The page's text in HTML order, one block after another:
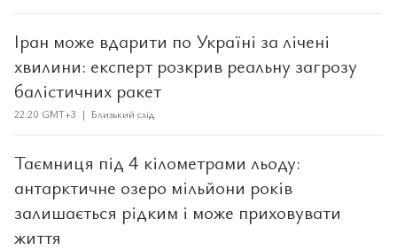
Іран може вдарити по Україні за лічені
хвилини: експерт розкрив реальну загрозу
балістичних ракет
22:20 GMT+3 | Близький схід
Таємниця під 4 кілометрами льоду:
антарктичне озеро мільйони років
залишається рідким і може приховувати
життя